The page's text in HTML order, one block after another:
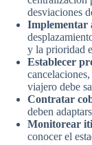
desviaciones
Implementar
y la prioridad
Establecer
viajero debe
Contratar
deben
Monitorear
conocer el